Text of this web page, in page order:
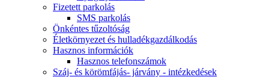
Fizetett parkolás
SMS parkolás
Önkéntes tűzoltóság
Életkörnyezet és hulladékgazdálkodás
Hasznos információk
Hasznos telefonszámok
Száj- és körömfájás- járvány - intézkedések